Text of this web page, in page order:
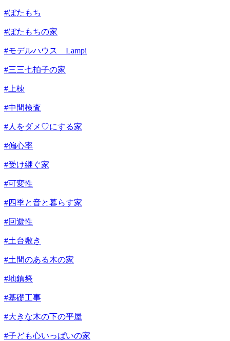
#ぼたもち
#ぼたもちの家
#モデルハウス Lampi
#三三七拍子の家
#上棟
#中間検査
#人をダメ♡にする家
#偏心率
#受け継ぐ家
#可変性
#四季と音と暮らす家
#回遊性
#土台敷き
#土間のある木の家
#地鎮祭
#基礎工事
#大きな木の下の平屋
#子ども心いっぱいの家